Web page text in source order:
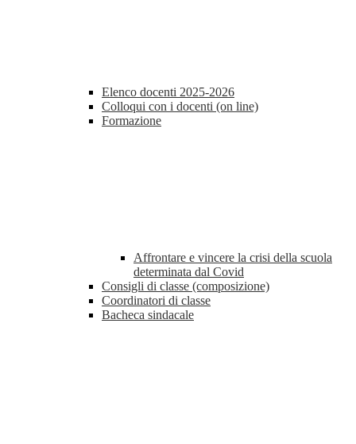
Elenco docenti 2025-2026
Colloqui con i docenti (on line)
Formazione
Affrontare e vincere la crisi della scuola
determinata dal Covid
Consigli di classe (composizione)
Coordinatori di classe
Bacheca sindacale